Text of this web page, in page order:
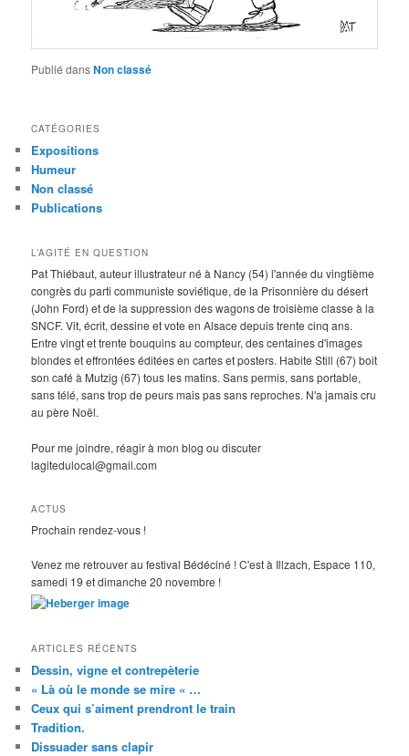
Publié dansNon classé
CATÉGORIES
Expositions
Humeur
Non classé
Publications
L’AGITÉ EN QUESTION
Pat Thiébaut, auteur illustrateur né à Nancy (54) l'année du vingtième
congrès du parti communiste soviétique, de la Prisonnière du désert
(John Ford) et de la suppression des wagons de troisième classe à la
SNCF. Vit, écrit, dessine et vote en Alsace depuis trente cinq ans.
Entre vingt et trente bouquins au compteur, des centaines d'images
blondes et effrontées éditées en cartes et posters. Habite Still (67) boit
son café à Mutzig (67) tous les matins. Sans permis, sans portable,
sans télé, sans trop de peurs mais pas sans reproches. N'a jamais cru
au père Noël.
Pour me joindre, réagir à mon blog ou discuter
lagitedulocal@gmail.com
ACTUS
Prochain rendez-vous !
Venez me retrouver au festival Bédéciné ! C'est à Illzach, Espace 110,
samedi 19 et dimanche 20 novembre !
ARTICLES RÉCENTS
Dessin, vigne et contrepèterie
« Là où le monde se mire « …
Ceux qui s’aiment prendront le train
Tradition.
Dissuader sans clapir